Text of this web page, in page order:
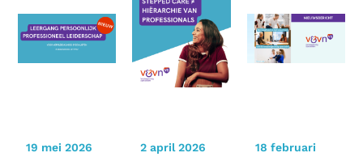
19 mei 2026 2 april 2026
18 februari